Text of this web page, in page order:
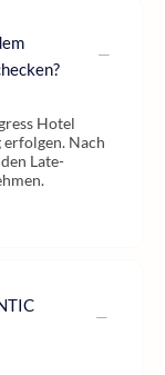
Hotel
erfolgen. Nach
Late-